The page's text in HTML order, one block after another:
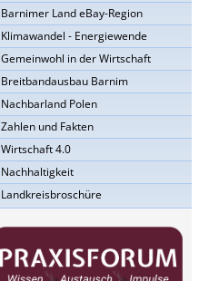
Barnimer Land eBay-Region
Klimawandel - Energiewende
Gemeinwohl in der Wirtschaft
Breitbandausbau Barnim
Nachbarland Polen
Zahlen und Fakten
Wirtschaft 4.0
Nachhaltigkeit
Landkreisbroschüre